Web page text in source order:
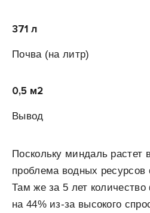
371 л
Почва (на литр)
0,5 м2
Вывод
Поскольку миндаль растет
проблема водных ресурсов
Там же за 5 лет
на 44% из-за высокого